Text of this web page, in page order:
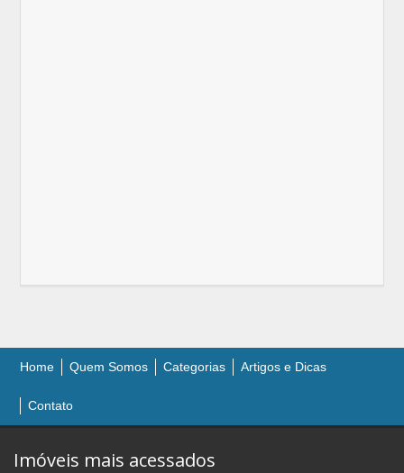
Home Quem Somos Categorias Artigos e Dicas
Contato
Imóveis mais acessados